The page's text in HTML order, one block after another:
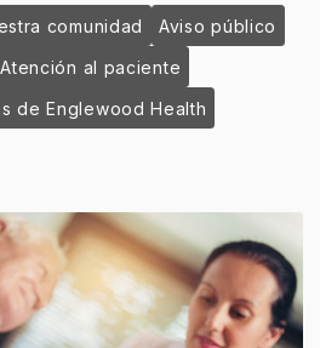
comunidad
Aviso público
Atención al paciente
de Englewood Health